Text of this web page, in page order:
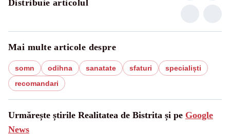
Distribuie articolul
Mai multe articole despre
somn odihna sanatate sfaturi
specialiști
recomandari
Urmărește știrile Realitatea de Bistrita și pe Google
News